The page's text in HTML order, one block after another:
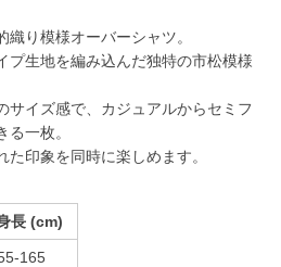
り模様オーバーシャツ。
プ生地を編み込んだ独特の市松模様
サイズ感で、カジュアルからセミフ
る一枚。
印象を同時に楽しめます。
長 (cm)
165